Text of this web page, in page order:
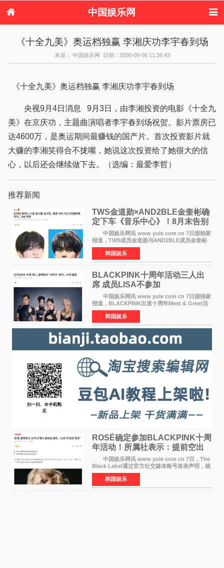
中国娱乐网
港台娱乐
日本娱乐 韩国娱乐
欧美娱乐
音乐新闻 影视新闻
内地明星八卦
八卦
《十全九美》奥运档独赢 李湘庆功李宇春到场
来源： 中国娱乐网 日期：2008-09-06 11:36:43
央视9月4日消息 9月3日，由李湘投资的电影《十全九
美》在京庆功，主题曲演唱者李宇春到场祝贺。影片票房已
达4600万，是奥运期间最赚钱的国产片。首次投资影片就
大赚的李湘笑得合不拢嘴，她说这次投资给了她很大的信
心，以后还会继续做下去。（选编：最爱李哲）
推荐新闻
TWS金道勋×AND2BLE金奎彬确
定下车《音乐中心》！8月末告别
MC席位
中国娱乐网讯 www yule com cn 7日据独家
报道，TWS成员金道勋与AND2BLE成员金奎彬
将于8月离开《音乐中心》MC的位置。 金道
勋与金奎彬于去年3月与H2H A-NA一起被选为
《音乐中心》MC，约1
韩国娱乐
BLACKPINK十周年活动三人出
席 成员LISA不参加
中国娱乐网讯 www yule com cn 7日据独家
报道，BLACKPINK出道十周年Meet & Greet活
动将由智秀、ROS&Eacute;、JENNIE出席，
LISA将缺席。 此前BLACKPINK所属社YG并
未为组合出道十周年做
韩国娱乐
ROSÉ确定参加BLACKPINK十周
年活动！所属社表示：提前空出
了时间
中国娱乐网讯 www yule com cn 7日，The
Black Label通过官方社交媒体账号发表声明，就
近期网络上关于ROS&Eacute;个人行程及是否参
加BLACKPINK出道纪念活动的种种猜测作出正
式回应。 Th
韩国娱乐